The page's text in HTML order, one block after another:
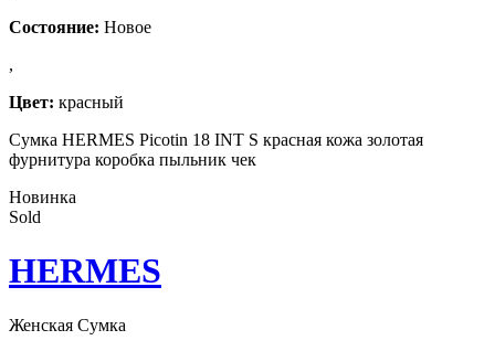
Состояние: Новое
,
Цвет: красный
Сумка HERMES Picotin 18 INT S красная кожа золотая
фурнитура коробка пыльник чек
Новинка
Sold
HERMES
Женская Сумка